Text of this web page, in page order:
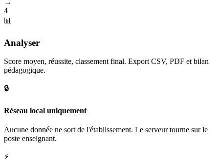
4
📊
Analyser
Score moyen, réussite, classement final. Export CSV, PDF et bilan
pédagogique.
🔒
Réseau local uniquement
Aucune donnée ne sort de l'établissement. Le serveur tourne sur le
poste enseignant.
⚡